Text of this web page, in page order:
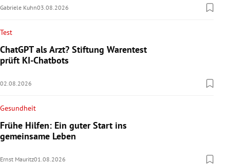
Gabriele Kuhn03.08.2026
Test
ChatGPT als Arzt? Stiftung Warentest
prüft KI-Chatbots
02.08.2026
Gesundheit
Frühe Hilfen: Ein guter Start ins
gemeinsame Leben
Ernst Mauritz01.08.2026